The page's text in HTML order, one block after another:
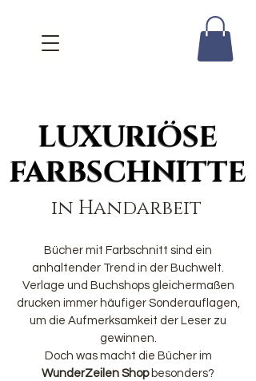
LUXURIÖSE
FARBSCHNITTE
LUXURIÖSE
FARBSCHNITTE
in Handarbeit
Bücher mit Farbschnitt sind ein
anhaltender Trend in der Buchwelt.
Verlage und Buchshops gleichermaßen
drucken immer häufiger Sonderauflagen,
um die Aufmerksamkeit der Leser zu
gewinnen.
Doch was macht die Bücher im
WunderZeilen Shopbesonders?